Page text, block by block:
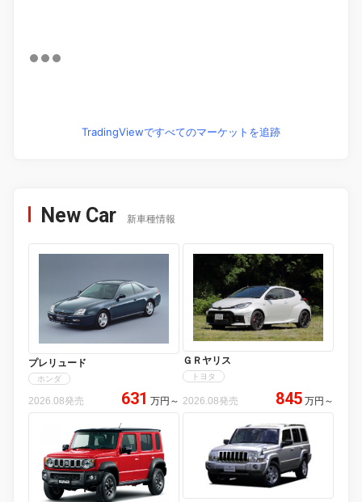
TradingViewですべてのマーケットを追跡
New Car 新車種情報
プレリュード
ホンダ
2026.08発売 631 万円 ～
ＧＲヤリス
トヨタ
2026.08発売 845 万円 ～